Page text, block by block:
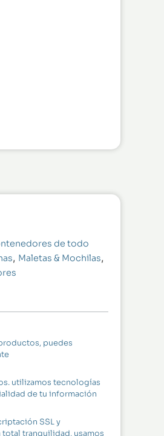
de todo
, Maletas & Mochilas,
puedes
utilizamos tecnologías
de tu información
SSL y
tranquilidad, usamos